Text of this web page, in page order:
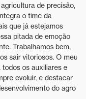
de precisão,
o time da
que já estejamos
pitada de emoção
Trabalhamos bem,
sair vitoriosos. O meu
os auxiliares e
evoluir, e destacar
do agro